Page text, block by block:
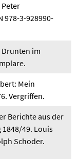
978-3-928990-
im
Mein
Vergriffen.
Berichte aus der
49. Louis
Schoder.